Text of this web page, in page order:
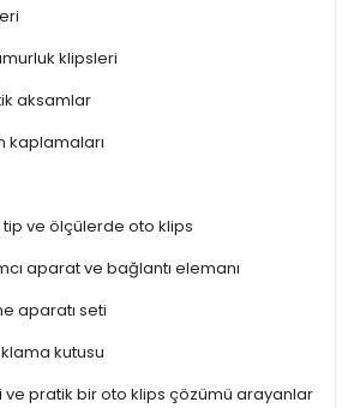
klipsleri
aksamlar
kaplamaları
tip ve ölçülerde oto klips
aparat ve bağlantı elemanı
aparatı seti
kutusu
ve pratik bir oto klips çözümü arayanlar